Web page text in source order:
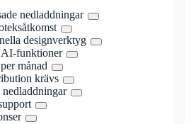
nedladdningar
designverktyg
AI-funktioner
månad
krävs
nedladdningar